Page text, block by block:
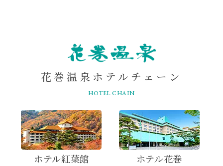
花巻温泉ホテルチェーン
HOTEL CHAIN
ホテル紅葉館 ホテル花巻